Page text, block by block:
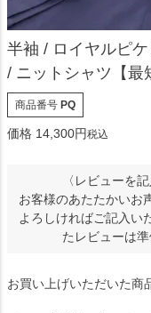
半袖 / ロイヤルピ
/ ニットシャツ【最
商品番号 PQ
価格 14,300 税込
〈レビューを
お客様のあたたかいお
よろしければご記入い
たレビューは
お買い上げいただいた商